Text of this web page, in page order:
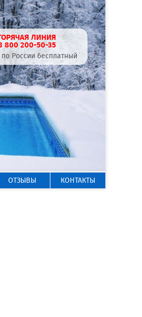
ЛИНИЯ
800 200-50-35
России бесплатный
ОТЗЫВЫ КОНТАКТЫ